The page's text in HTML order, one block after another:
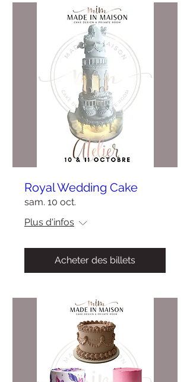
Royal Wedding Cake
sam. 10 oct.
Plus d'infos
Acheter des billets